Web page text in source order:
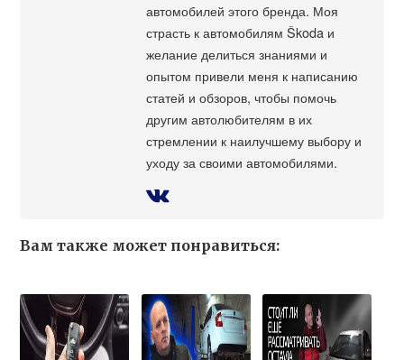
автомобилей этого бренда. Моя
страсть к автомобилям Škoda и
желание делиться знаниями и
опытом привели меня к написанию
статей и обзоров, чтобы помочь
другим автолюбителям в их
стремлении к наилучшему выбору и
уходу за своими автомобилями.
Вам также может понравиться: